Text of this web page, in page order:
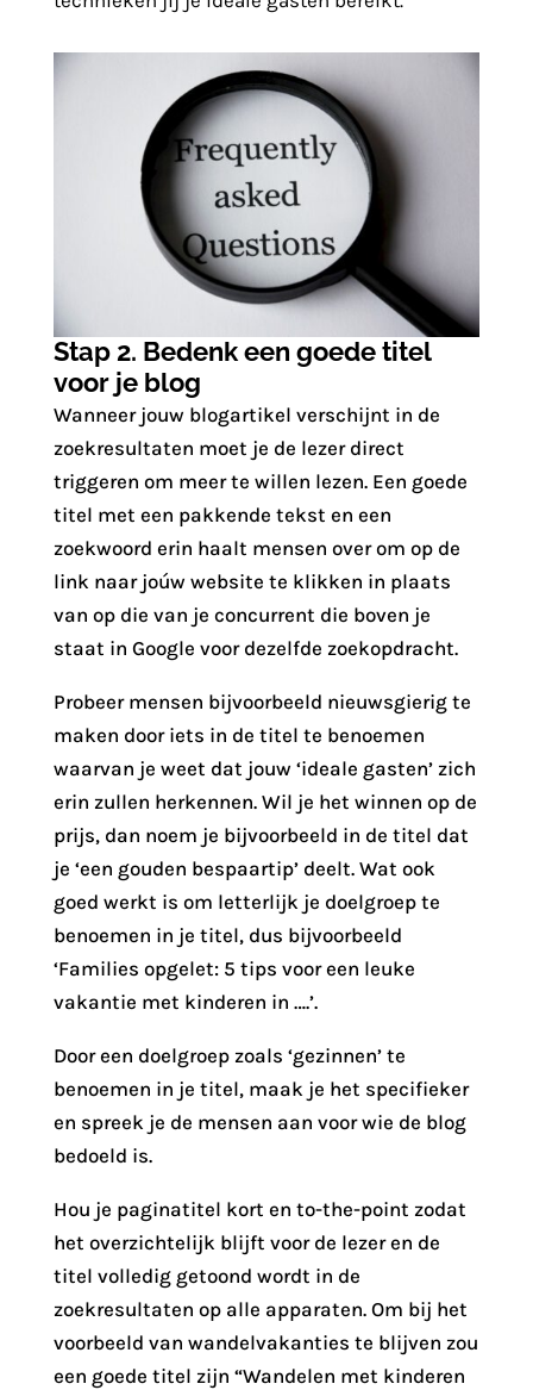
Stap 2. Bedenk een goede titel
voor je blog
Wanneer jouw blogartikel verschijnt in de
zoekresultaten moet je de lezer direct
triggeren om meer te willen lezen. Een goede
titel met een pakkende tekst en een
zoekwoord erin haalt mensen over om op de
link naar joúw website te klikken in plaats
van op die van je concurrent die boven je
staat in Google voor dezelfde zoekopdracht.
Probeer mensen bijvoorbeeld nieuwsgierig te
maken door iets in de titel te benoemen
waarvan je weet dat jouw ‘ideale gasten’ zich
erin zullen herkennen. Wil je het winnen op de
prijs, dan noem je bijvoorbeeld in de titel dat
je ‘een gouden bespaartip’ deelt. Wat ook
goed werkt is om letterlijk je doelgroep te
benoemen in je titel, dus bijvoorbeeld
‘Families opgelet: 5 tips voor een leuke
vakantie met kinderen in ….’.
Door een doelgroep zoals ‘gezinnen’ te
benoemen in je titel, maak je het specifieker
en spreek je de mensen aan voor wie de blog
bedoeld is.
Hou je paginatitel kort en to-the-point zodat
het overzichtelijk blijft voor de lezer en de
titel volledig getoond wordt in de
zoekresultaten op alle apparaten. Om bij het
voorbeeld van wandelvakanties te blijven zou
een goede titel zijn “Wandelen met kinderen